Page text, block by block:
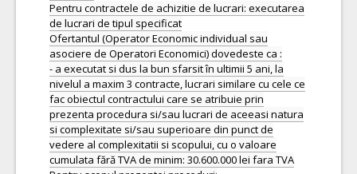
Pentru contractele de achizitie de lucrari: executarea
de lucrari de tipul specificat
Ofertantul (Operator Economic individual sau
asociere de Operatori Economici) dovedeste ca :
- a executat si dus la bun sfarsit în ultimii 5 ani, la
nivelul a maxim 3 contracte, lucrari similare cu cele ce
fac obiectul contractului care se atribuie prin
prezenta procedura si/sau lucrari de aceeasi natura
si complexitate si/sau superioare din punct de
vedere al complexitatii si scopului, cu o valoare
cumulata fără TVA de minim: 30.600.000 lei fara TVA